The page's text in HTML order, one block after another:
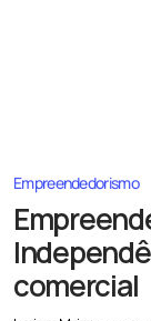
Empreendedorismo
comercial